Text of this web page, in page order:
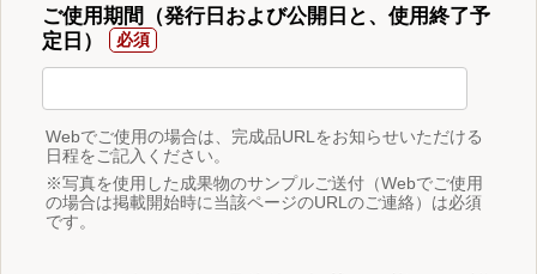
ご使用期間（発行日および公開日と、使用終了予
定日）
Webでご使用の場合は、完成品URLをお知らせいただける
日程をご記入ください。
※写真を使用した成果物のサンプルご送付（Webでご使用
の場合は掲載開始時に当該ページのURLのご連絡）は必須
です。